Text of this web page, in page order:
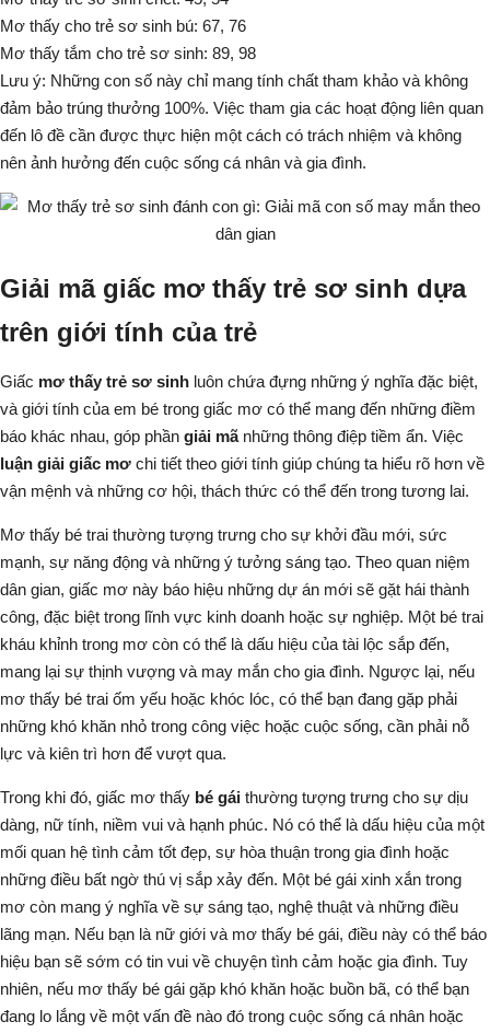
Mơ thấy cho trẻ sơ sinh bú: 67, 76
Mơ thấy tắm cho trẻ sơ sinh: 89, 98
Lưu ý: Những con số này chỉ mang tính chất tham khảo và không
đảm bảo trúng thưởng 100%. Việc tham gia các hoạt động liên quan
đến lô đề cần được thực hiện một cách có trách nhiệm và không
nên ảnh hưởng đến cuộc sống cá nhân và gia đình.
Giải mã giấc mơ thấy trẻ sơ sinh dựa
trên giới tính của trẻ
Giấc mơ thấy trẻ sơ sinh luôn chứa đựng những ý nghĩa đặc biệt,
và giới tính của em bé trong giấc mơ có thể mang đến những điềm
báo khác nhau, góp phần giải mãnhững thông điệp tiềm ẩn. Việc
luận giải giấc mơ chi tiết theo giới tính giúp chúng ta hiểu rõ hơn về
vận mệnh và những cơ hội, thách thức có thể đến trong tương lai.
Mơ thấy bé trai thường tượng trưng cho sự khởi đầu mới, sức
mạnh, sự năng động và những ý tưởng sáng tạo. Theo quan niệm
dân gian, giấc mơ này báo hiệu những dự án mới sẽ gặt hái thành
công, đặc biệt trong lĩnh vực kinh doanh hoặc sự nghiệp. Một bé trai
kháu khỉnh trong mơ còn có thể là dấu hiệu của tài lộc sắp đến,
mang lại sự thịnh vượng và may mắn cho gia đình. Ngược lại, nếu
mơ thấy bé trai ốm yếu hoặc khóc lóc, có thể bạn đang gặp phải
những khó khăn nhỏ trong công việc hoặc cuộc sống, cần phải nỗ
lực và kiên trì hơn để vượt qua.
Trong khi đó, giấc mơ thấy bé gái thường tượng trưng cho sự dịu
dàng, nữ tính, niềm vui và hạnh phúc. Nó có thể là dấu hiệu của một
mối quan hệ tình cảm tốt đẹp, sự hòa thuận trong gia đình hoặc
những điều bất ngờ thú vị sắp xảy đến. Một bé gái xinh xắn trong
mơ còn mang ý nghĩa về sự sáng tạo, nghệ thuật và những điều
lãng mạn. Nếu bạn là nữ giới và mơ thấy bé gái, điều này có thể báo
hiệu bạn sẽ sớm có tin vui về chuyện tình cảm hoặc gia đình. Tuy
nhiên, nếu mơ thấy bé gái gặp khó khăn hoặc buồn bã, có thể bạn
đang lo lắng về một vấn đề nào đó trong cuộc sống cá nhân hoặc